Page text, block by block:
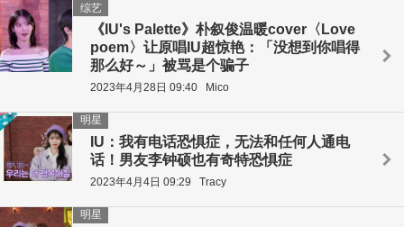
《IU's Palette》朴叙俊温暖cover〈Love
poem〉让原唱IU超惊艳：「没想到你唱得
那么好～」被骂是个骗子
综艺
2023年4月28日 09:40 Mico
IU：我有电话恐惧症，无法和任何人通电
话！男友李钟硕也有奇特恐惧症
明星
2023年4月4日 09:29 Tracy
明星